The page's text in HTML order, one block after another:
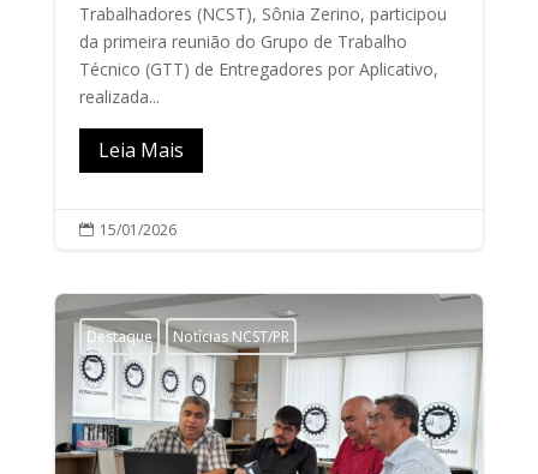
Trabalhadores (NCST), Sônia Zerino, participou
da primeira reunião do Grupo de Trabalho
Técnico (GTT) de Entregadores por Aplicativo,
realizada...
Leia Mais
 15/01/2026
Destaque Notícias NCST/PR